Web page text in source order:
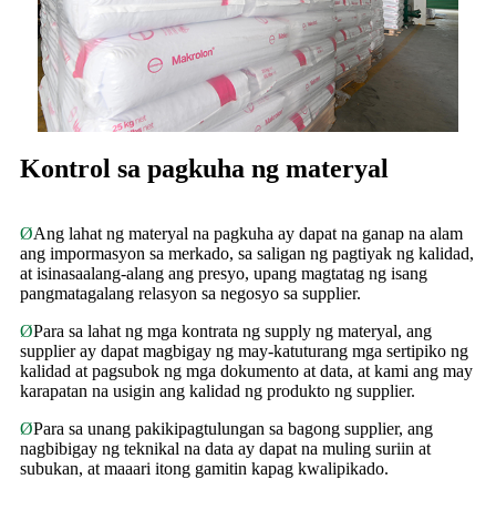
Kontrol sa pagkuha ng materyal
ØAng lahat ng materyal na pagkuha ay dapat na ganap na alam
ang impormasyon sa merkado, sa saligan ng pagtiyak ng kalidad,
at isinasaalang-alang ang presyo, upang magtatag ng isang
pangmatagalang relasyon sa negosyo sa supplier.
ØPara sa lahat ng mga kontrata ng supply ng materyal, ang
supplier ay dapat magbigay ng may-katuturang mga sertipiko ng
kalidad at pagsubok ng mga dokumento at data, at kami ang may
karapatan na usigin ang kalidad ng produkto ng supplier.
ØPara sa unang pakikipagtulungan sa bagong supplier, ang
nagbibigay ng teknikal na data ay dapat na muling suriin at
subukan, at maaari itong gamitin kapag kwalipikado.